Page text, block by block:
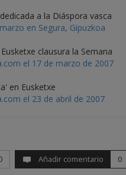
a la Diáspora vasca
en Segura, Gipuzkoa
clausura la Semana
el 17 de marzo de 2007
en Eusketxe
el 23 de abril de 2007
Añadir comentario 0